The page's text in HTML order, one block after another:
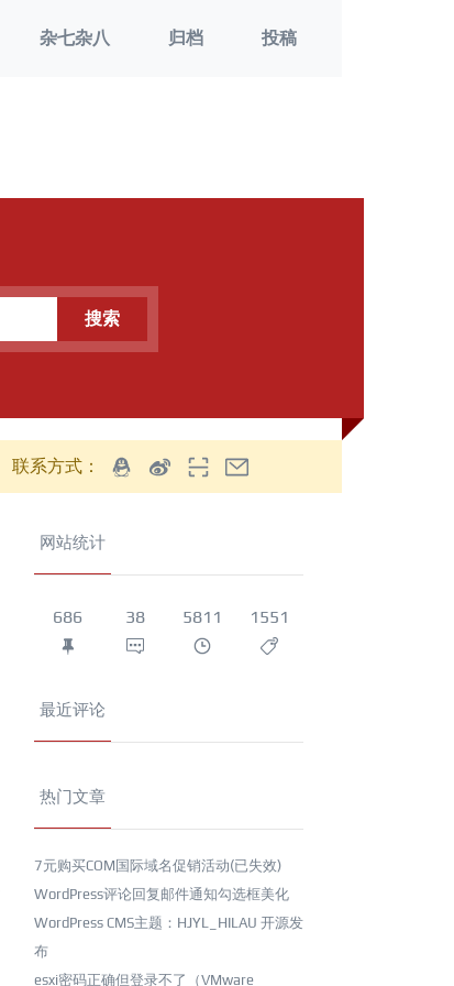
杂七杂八 归档 投稿
搜索
联系方式：
网站统计
686 38 5811 1551
最近评论
热门文章
7元购买COM国际域名促销活动(已失效)
WordPress评论回复邮件通知勾选框美化
WordPress CMS主题：HJYL_HILAU 开源发
布
esxi密码正确但登录不了（VMware